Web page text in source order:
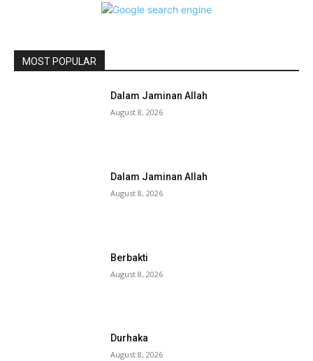
MOST POPULAR
Dalam Jaminan Allah
August 8, 2026
Dalam Jaminan Allah
August 8, 2026
Berbakti
August 8, 2026
Durhaka
August 8, 2026